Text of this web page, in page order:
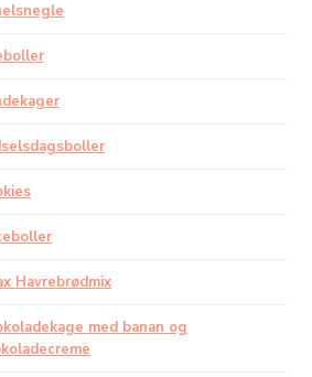
Havrebrødmix
med banan og